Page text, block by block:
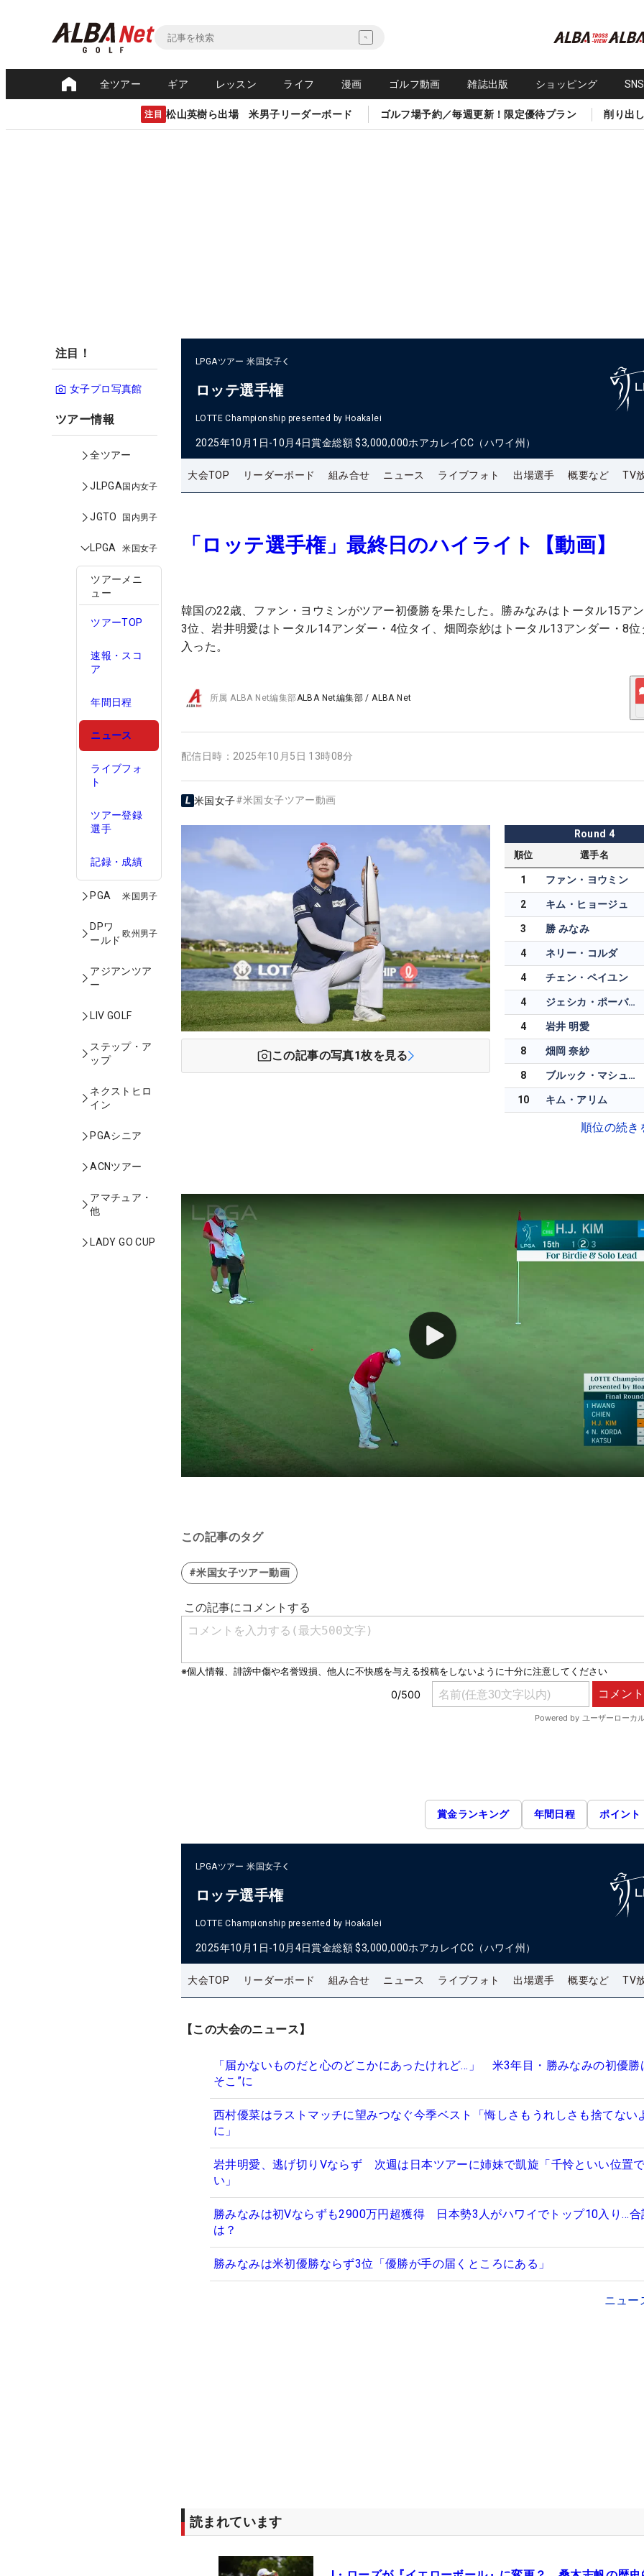
全ツアー ギア レッスン ライフ 漫画 ゴルフ動画 雑誌出版 ショッピング
注目 松山英樹ら出場 米男子リーダーボード ゴルフ場予約／毎週更新！限定優待プラン 削り出
注目！
女子プロ写真館
ツアー情報
全ツアー
JLPGA国内女子
JGTO 国内男子
LPGA 米国女子
ツアーメニ
ュー
ツアーTOP
速報・スコ
ア
年間日程
ニュース
ライブフォ
ト
ツアー登録
選手
記録・成績
PGA 米国男子
DPワ
ールド
欧州男子
アジアンツア
ー
LIV GOLF
ステップ・ア
ップ
ネクストヒロ
イン
PGAシニア
ACNツアー
アマチュア・
他
LADY GO CUP
LPGAツアー 米国女子
ロッテ選手権
LOTTE Championship presented by Hoakalei
2025年10月1日-10月4日賞金総額 $3,000,000ホアカレイCC（ハワイ州）
大会TOP リーダーボード 組み合せ ニュース ライブフォト 出場選手 概要など TV
「ロッテ選手権」最終日のハイライト【動画】
韓国の22歳、ファン・ヨウミンがツアー初優勝を果たした。勝みなみはトータル15ア
3位、岩井明愛はトータル14アンダー・4位タイ、畑岡奈紗はトータル13アンダー・8位
入った。
所属ALBA Net編集部ALBA Net編集部 /ALBA Net
配信日時： 2025年10月5日 13時08分
米国女子#米国女子ツアー動画
この記事の写真1枚を見る
Round 4
順位 選手名
1 ファン・ヨウミン
2 キム・ヒョージュ
3 勝 みなみ
4 ネリー・コルダ
4 チェン・ペイユン
4 ジェシカ・ポーバスニック
4 岩井 明愛
8 畑岡 奈紗
8 ブルック・マシューズ
10 キム・アリム
順位の続き
この記事のタグ
#米国女子ツアー動画
賞金ランキング 年間日程 ポイント
LPGAツアー 米国女子
ロッテ選手権
LOTTE Championship presented by Hoakalei
2025年10月1日-10月4日賞金総額 $3,000,000ホアカレイCC（ハワイ州）
大会TOP リーダーボード 組み合せ ニュース ライブフォト 出場選手 概要など TV
【この大会のニュース】
「届かないものだと心のどこかにあったけれど…」 米3年目・勝みなみの初優勝
そこ”に
西村優菜はラストマッチに望みつなぐ今季ベスト「悔しさもうれしさも捨てない
に」
岩井明愛、逃げ切りVならず 次週は日本ツアーに姉妹で凱旋「千怜といい位置
い」
勝みなみは初Vならずも2900万円超獲得 日本勢3人がハワイでトップ10入り…合
は？
勝みなみは米初優勝ならず3位「優勝が手の届くところにある」
ニュー
読まれています